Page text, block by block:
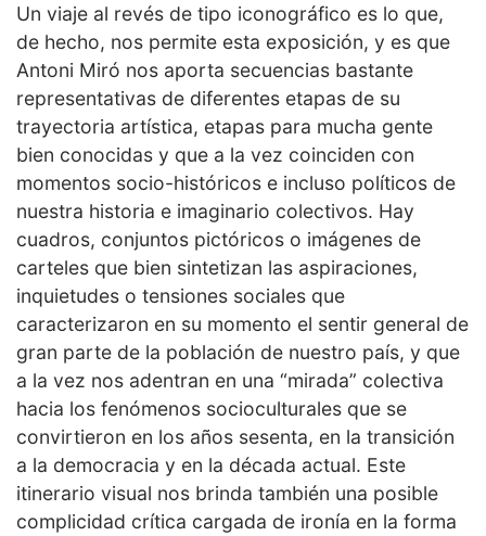
Un viaje al revés de tipo iconográfico es lo que,
de hecho, nos permite esta exposición, y es que
Antoni Miró nos aporta secuencias bastante
representativas de diferentes etapas de su
trayectoria artística, etapas para mucha gente
bien conocidas y que a la vez coinciden con
momentos socio-históricos e incluso políticos de
nuestra historia e imaginario colectivos. Hay
cuadros, conjuntos pictóricos o imágenes de
carteles que bien sintetizan las aspiraciones,
inquietudes o tensiones sociales que
caracterizaron en su momento el sentir general de
gran parte de la población de nuestro país, y que
a la vez nos adentran en una “mirada” colectiva
hacia los fenómenos socioculturales que se
convirtieron en los años sesenta, en la transición
a la democracia y en la década actual. Este
itinerario visual nos brinda también una posible
complicidad crítica cargada de ironía en la forma